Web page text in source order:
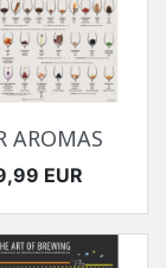
AROMAS
EUR